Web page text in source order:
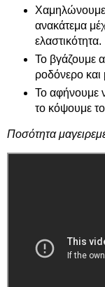
Χαμηλώνουμε
ανακάτεμα
ελαστικότητα.
Το βγάζουμε
ροδόνερο και
Το αφήνουμε
το κόψουμε
Ποσότητα